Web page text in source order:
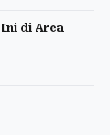
di Area